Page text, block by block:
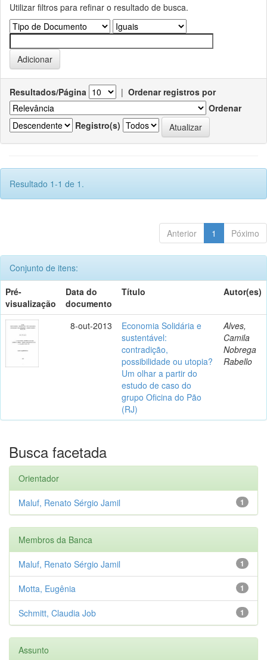
Utilizar filtros para refinar o resultado de busca.
Resultados/Página | Ordenar registros por
Ordenar
Registro(s)
Resultado 1-1 de 1.
Anterior 1 Póximo
Conjunto de itens:
Pré-
visualização
Data do
documento
Título Autor(es)
8-out-2013
Economia Solidária e
sustentável:
contradição,
possibilidade ou utopia?
Um olhar a partir do
estudo de caso do
grupo Oficina do Pão
(RJ)
Alves,
Camila
Nobrega
Rabello
Busca facetada
Orientador
1
Maluf, Renato Sérgio Jamil
Membros da Banca
1
Maluf, Renato Sérgio Jamil
1
Motta, Eugênia
1
Schmitt, Claudia Job
Assunto